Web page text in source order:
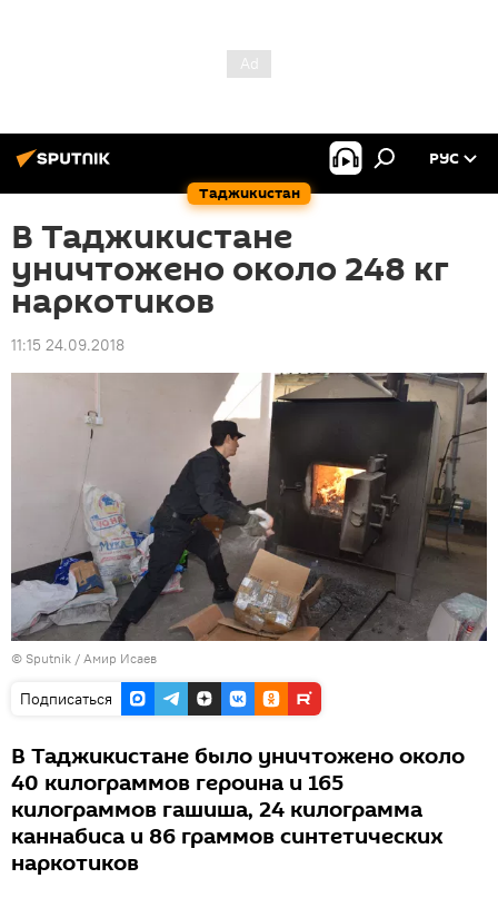
Таджикистан
РУС
В Таджикистане
уничтожено около 248 кг
наркотиков
11:15 24.09.2018
© Sputnik / Амир Исаев
Подписаться
В Таджикистане было уничтожено около
40 килограммов героина и 165
килограммов гашиша, 24 килограмма
каннабиса и 86 граммов синтетических
наркотиков